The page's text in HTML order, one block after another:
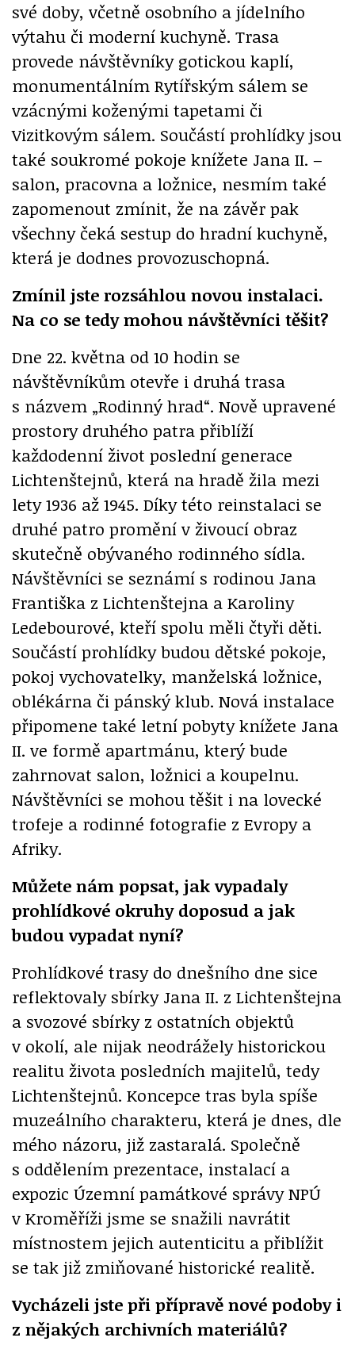
své doby, včetně osobního a jídelního
výtahu či moderní kuchyně. Trasa
provede návštěvníky gotickou kaplí,
monumentálním Rytířským sálem se
vzácnými koženými tapetami či
Vizitkovým sálem. Součástí prohlídky jsou
také soukromé pokoje knížete Jana II. –
salon, pracovna a ložnice, nesmím také
zapomenout zmínit, že na závěr pak
všechny čeká sestup do hradní kuchyně,
která je dodnes provozuschopná.
Zmínil jste rozsáhlou novou instalaci.
Na co se tedy mohou návštěvníci těšit?
Dne 22. května od 10 hodin se
návštěvníkům otevře i druhá trasa
s názvem „Rodinný hrad“. Nově upravené
prostory druhého patra přiblíží
každodenní život poslední generace
Lichtenštejnů, která na hradě žila mezi
lety 1936 až 1945. Díky této reinstalaci se
druhé patro promění v živoucí obraz
skutečně obývaného rodinného sídla.
Návštěvníci se seznámí s rodinou Jana
Františka z Lichtenštejna a Karoliny
Ledebourové, kteří spolu měli čtyři děti.
Součástí prohlídky budou dětské pokoje,
pokoj vychovatelky, manželská ložnice,
oblékárna či pánský klub. Nová instalace
připomene také letní pobyty knížete Jana
II. ve formě apartmánu, který bude
zahrnovat salon, ložnici a koupelnu.
Návštěvníci se mohou těšit i na lovecké
trofeje a rodinné fotografie z Evropy a
Afriky.
Můžete nám popsat, jak vypadaly
prohlídkové okruhy doposud a jak
budou vypadat nyní?
Prohlídkové trasy do dnešního dne sice
reflektovaly sbírky Jana II. z Lichtenštejna
a svozové sbírky z ostatních objektů
v okolí, ale nijak neodrážely historickou
realitu života posledních majitelů, tedy
Lichtenštejnů. Koncepce tras byla spíše
muzeálního charakteru, která je dnes, dle
mého názoru, již zastaralá. Společně
s oddělením prezentace, instalací a
expozic Územní památkové správy NPÚ
v Kroměříži jsme se snažili navrátit
místnostem jejich autenticitu a přiblížit
se tak již zmiňované historické realitě.
Vycházeli jste při přípravě nové podoby i
z nějakých archivních materiálů?